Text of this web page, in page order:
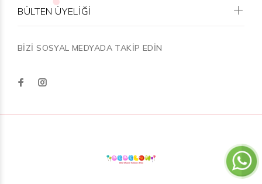
BÜLTEN ÜYELİĞİ
BİZİ SOSYAL MEDYADA TAKİP EDİN